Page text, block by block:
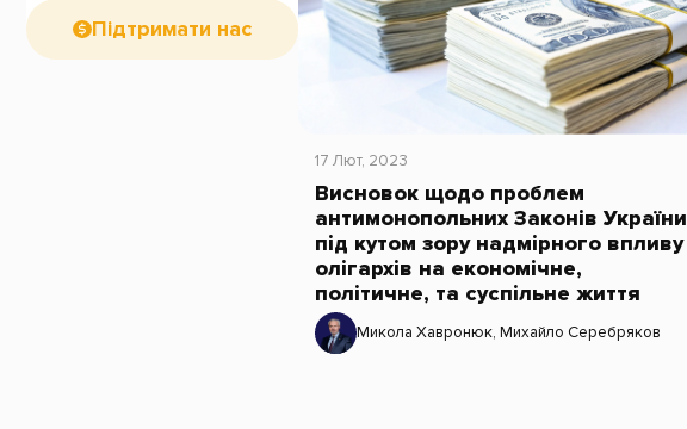
Підтримати нас
17 Лют, 2023
Висновок щодо проблем
антимонопольних Законів України
під кутом зору надмірного впливу
олігархів на економічне,
політичне, та суспільне життя
Микола Хавронюк, Михайло Серебряков